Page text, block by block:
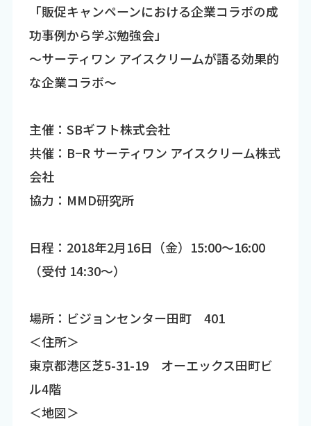
「販促キャンペーンにおける企業コラボの成
功事例から学ぶ勉強会」
～サーティワン アイスクリームが語る効果的
な企業コラボ～
主催：SBギフト株式会社
共催：B−R サーティワン アイスクリーム株式
会社
協力：MMD研究所
日程：2018年2月16日（金）15:00～16:00
（受付 14:30～）
場所：ビジョンセンター田町 401
＜住所＞
東京都港区芝5-31-19 オーエックス田町ビ
ル4階
＜地図＞